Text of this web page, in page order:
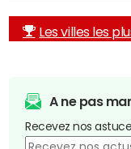
Les villes les
A ne pas
Recevez nos